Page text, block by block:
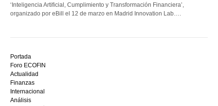
‘Inteligencia Artificial, Cumplimiento y Transformación Financiera’,
organizado por eBill el 12 de marzo en Madrid Innovation Lab….
mejor
bono
sin
depósito
casino
Portada
Foro ECOFIN
Actualidad
Finanzas
Internacional
Análisis